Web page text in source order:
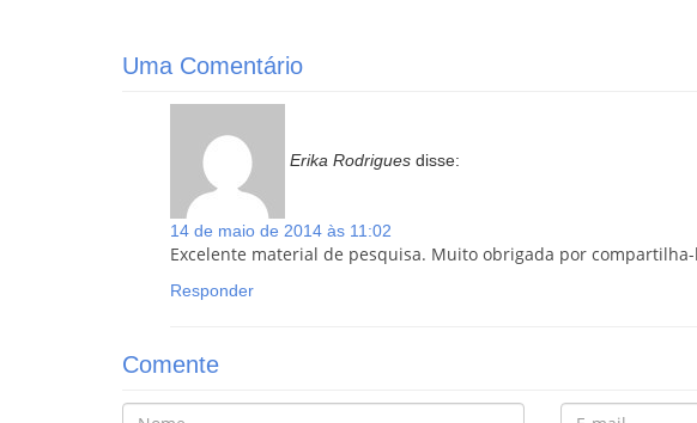
Uma Comentário
Erika Rodrigues disse:
14 de maio de 2014 às 11:02
Excelente material de pesquisa. Muito obrigada por
Responder
Comente